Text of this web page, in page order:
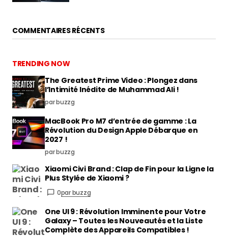
COMMENTAIRES RÉCENTS
TRENDING NOW
The Greatest Prime Video : Plongez dans
l’Intimité Inédite de Muhammad Ali !
par buzzg
MacBook Pro M7 d’entrée de gamme : La
Révolution du Design Apple Débarque en
2027 !
par buzzg
Xiaomi Civi Brand : Clap de Fin pour la Ligne la
Plus Stylée de Xiaomi ?
0par buzzg
One UI 9 : Révolution Imminente pour Votre
Galaxy – Toutes les Nouveautés et la Liste
Complète des Appareils Compatibles !